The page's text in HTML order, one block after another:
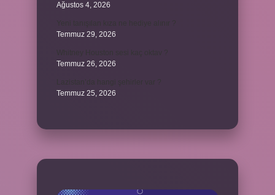
Ağustos 4, 2026
Temmuz 29, 2026
Temmuz 26, 2026
Temmuz 25, 2026